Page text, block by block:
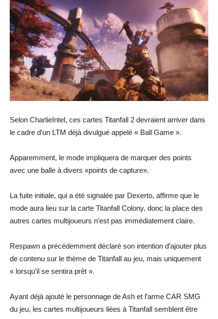
Selon CharlieIntel, ces cartes Titanfall 2 devraient arriver dans
le cadre d’un LTM déjà divulgué appelé « Ball Game ».
Apparemment, le mode impliquera de marquer des points
avec une balle à divers «points de capture».
La fuite initiale, qui a été signalée par Dexerto, affirme que le
mode aura lieu sur la carte Titanfall Colony, donc la place des
autres cartes multijoueurs n’est pas immédiatement claire.
Respawn a précédemment déclaré son intention d’ajouter plus
de contenu sur le thème de Titanfall au jeu, mais uniquement
« lorsqu’il se sentira prêt ».
Ayant déjà ajouté le personnage de Ash et l’arme CAR SMG
du jeu, les cartes multijoueurs liées à Titanfall semblent être